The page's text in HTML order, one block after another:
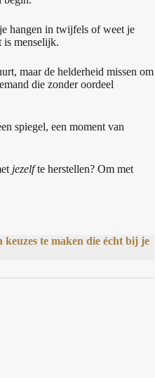
hangen in twijfels of weet je
is menselijk.
maar de helderheid missen om
die zonder oordeel
spiegel, een moment van
jezelfte herstellen? Om met
te maken die écht bij je